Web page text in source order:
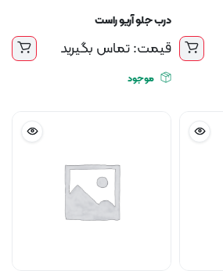
درب جلو آریو راست
قیمت: تماس بگیرید
موجود